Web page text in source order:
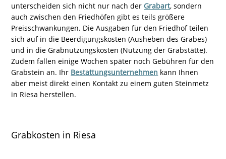
unterscheiden sich nicht nur nach der Grabart, sondern
auch zwischen den Friedhöfen gibt es teils größere
Preisschwankungen. Die Ausgaben für den Friedhof teilen
sich auf in die Beerdigungskosten (Ausheben des Grabes)
und in die Grabnutzungskosten (Nutzung der Grabstätte).
Zudem fallen einige Wochen später noch Gebühren für den
Grabstein an. Ihr Bestattungsunternehmen kann Ihnen
aber meist direkt einen Kontakt zu einem guten Steinmetz
in Riesa herstellen.
Grabkosten in Riesa